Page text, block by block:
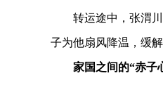
转运途中，张渭川
子为他扇风降温，缓
家国之间的“赤子